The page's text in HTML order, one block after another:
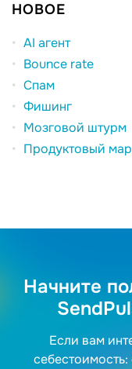
НОВОЕ
AI агент
Bounce rate
Спам
Фишинг
Мозговой штурм
Продуктовый
Начните
Если вам